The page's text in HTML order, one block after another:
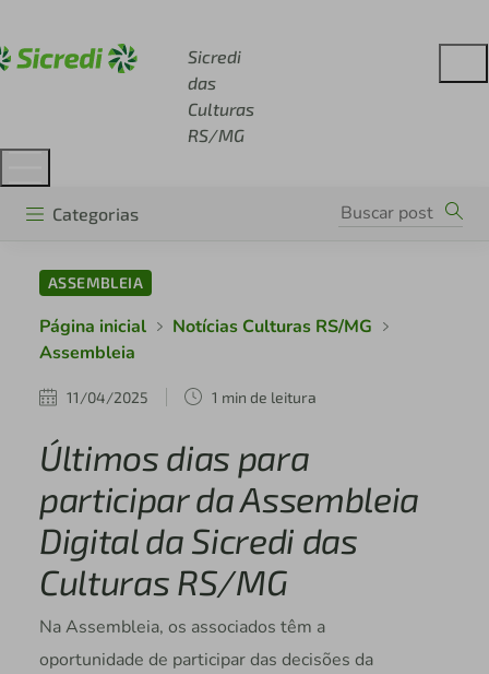
Sicredi
das
Culturas
RS/MG
Categorias
ASSEMBLEIA
Página inicial
Notícias Culturas RS/MG
Assembleia
11/04/2025 1 min de leitura
Últimos dias para
participar da Assembleia
Digital da Sicredi das
Culturas RS/MG
Na Assembleia, os associados têm a
oportunidade de participar das decisões da